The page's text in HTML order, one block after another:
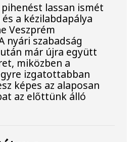
lassan ismét
a kézilabdapálya
Veszprém
nyári szabadság
már újra együtt
miközben a
izgatottabban
képes az alaposan
az előttünk álló